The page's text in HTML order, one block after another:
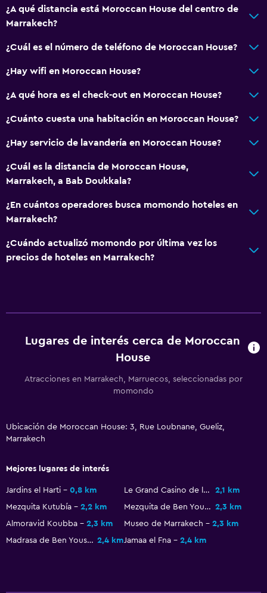
Calefacción
Aire acondicionado
Spa
Piscina al aire libre
Sauna
TV de pantalla plana
TV
Áreas designadas para fumadores
Lavandería
Servicios de lavandería/tintorería
Actividades
Clases de cocina
Compras
¿A qué distancia está Moroccan House del centro de
Marrakech?
¿Cuál es el número de teléfono de Moroccan House?
¿Hay wifi en Moroccan House?
¿A qué hora es el check-out en Moroccan House?
¿Cuánto cuesta una habitación en Moroccan House?
¿Hay servicio de lavandería en Moroccan House?
¿Cuál es la distancia de Moroccan House,
Marrakech, a Bab Doukkala?
¿En cuántos operadores busca momondo hoteles en
Marrakech?
¿Cuándo actualizó momondo por última vez los
precios de hoteles en Marrakech?
Lugares de interés cerca de Moroccan
House
Atracciones en Marrakech, Marruecos, seleccionadas por
momondo
Ubicación de Moroccan House: 3, Rue Loubnane, Gueliz,
Marrakech
Mejores lugares de interés
Jardins el Harti 0,8 km Le Grand Casino de la Mamounia
2,1 km
Mezquita Kutubía
2,2 km Mezquita de Ben Youssef 2,3 km
Almoravid Koubba
2,3 km Museo de Marrakech
2,3 km
Madrasa de Ben Youssef 2,4 km Jamaa el Fna 2,4 km